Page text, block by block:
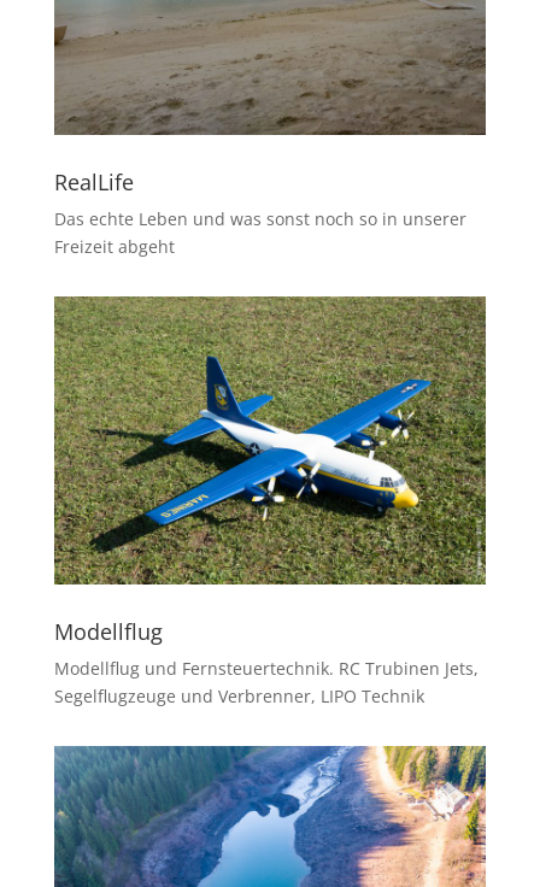
RealLife
Das echte Leben und was sonst noch so in unserer
Freizeit abgeht
Modellflug
Modellflug und Fernsteuertechnik. RC Trubinen Jets,
Segelflugzeuge und Verbrenner, LIPO Technik